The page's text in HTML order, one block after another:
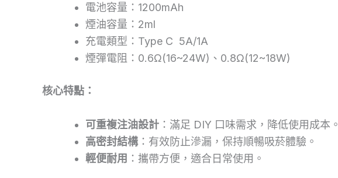
電池容量：1200mAh
煙油容量：2ml
充電類型：Type C 5A/1A
煙彈電阻：0.6Ω(16~24W)、0.8Ω(12~18W)
核心特點：
可重複注油設計 ：滿足 DIY 口味需求，降低使用成本。
高密封結構：有效防止滲漏，保持順暢吸菸體驗。
輕便耐用 ：攜帶方便，適合日常使用。